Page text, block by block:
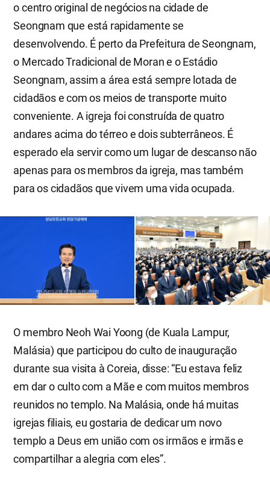
o centro original de negócios na cidade de
Seongnam que está rapidamente se
desenvolvendo. É perto da Prefeitura de Seongnam,
o Mercado Tradicional de Moran e o Estádio
Seongnam, assim a área está sempre lotada de
cidadãos e com os meios de transporte muito
conveniente. A igreja foi construída de quatro
andares acima do térreo e dois subterrâneos. É
esperado ela servir como um lugar de descanso não
apenas para os membros da igreja, mas também
para os cidadãos que vivem uma vida ocupada.
O membro Neoh Wai Yoong (de Kuala Lampur,
Malásia) que participou do culto de inauguração
durante sua visita à Coreia, disse: “Eu estava feliz
em dar o culto com a Mãe e com muitos membros
reunidos no templo. Na Malásia, onde há muitas
igrejas filiais, eu gostaria de dedicar um novo
templo a Deus em união com os irmãos e irmãs e
compartilhar a alegria com eles”.